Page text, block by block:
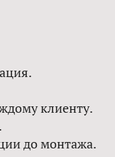
клиенту.
до монтажа.